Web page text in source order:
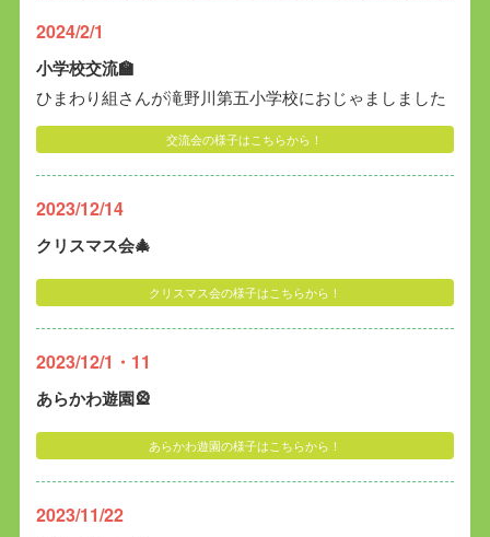
2024/2/1
小学校交流🏫
ひまわり組さんが滝野川第五小学校におじゃましました
交流会の様子はこちらから！
2023/12/14
クリスマス会🎄
クリスマス会の様子はこちらから！
2023/12/1・11
あらかわ遊園🎡
あらかわ遊園の様子はこちらから！
2023/11/22